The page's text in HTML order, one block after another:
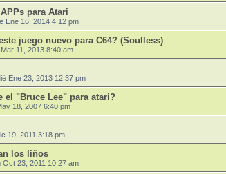
para Atari
Ene 16, 2014 4:12 pm
juego nuevo para C64? (Soulless)
11, 2013 8:40 am
Ene 23, 2013 12:37 pm
el "Bruce Lee" para atari?
18, 2007 6:40 pm
19, 2011 3:18 pm
los liños
Oct 23, 2011 10:27 am